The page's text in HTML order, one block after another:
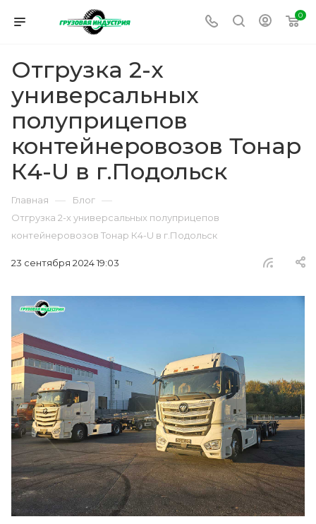
0
Отгрузка 2-х
универсальных
полуприцепов
контейнеровозов Тонар
К4-U в г.Подольск
Главная — Блог —
Отгрузка 2-х универсальных полуприцепов
контейнеровозов Тонар К4-U в г.Подольск
23 сентября 2024 19:03